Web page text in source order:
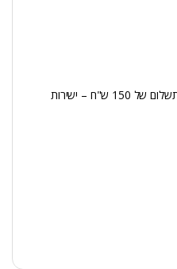
*** משלוח – הובלת מדרכה בתשלום של 150 ש"ח – ישירות